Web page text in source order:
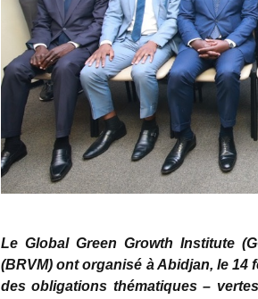
Le Global Green Growth Institute
(BRVM) ont organisé à Abidjan, le
des obligations thématiques –